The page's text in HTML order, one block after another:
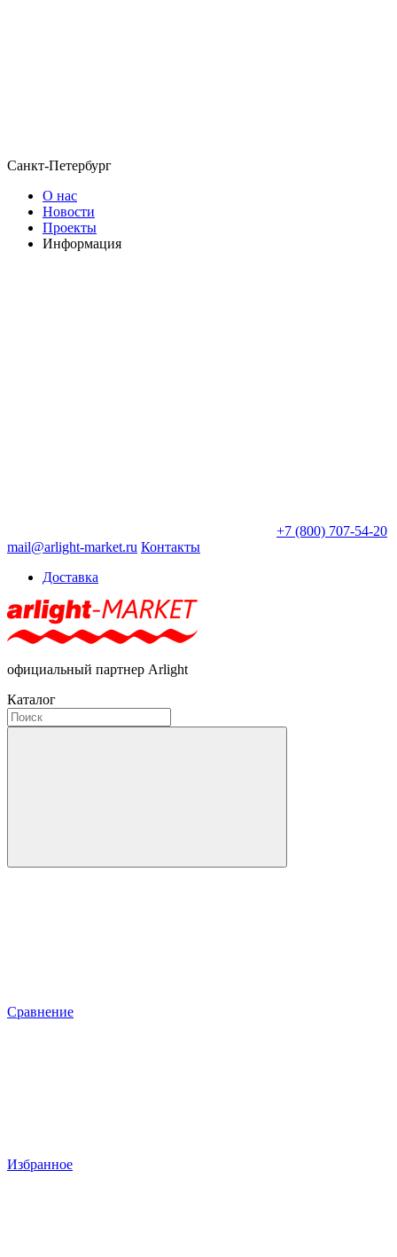
Санкт-Петербург
О нас
Новости
Проекты
Информация
+7 (800) 707-54-20
mail@arlight-market.ru Контакты
Доставка
официальный партнер Arlight
Каталог
Сравнение
Избранное